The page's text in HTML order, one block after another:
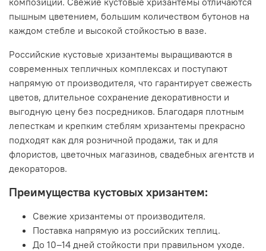
пышным цветением, большим количеством бутонов на
каждом стебле и высокой стойкостью в вазе.
Российские кустовые хризантемы выращиваются в
современных тепличных комплексах и поступают
напрямую от производителя, что гарантирует свежесть
цветов, длительное сохранение декоративности и
выгодную цену без посредников. Благодаря плотным
лепесткам и крепким стеблям хризантемы прекрасно
подходят как для розничной продажи, так и для
флористов, цветочных магазинов, свадебных агентств и
декораторов.
Преимущества кустовых хризантем:
Свежие хризантемы от производителя.
Поставка напрямую из российских теплиц.
До 10–14 дней стойкости при правильном уходе.